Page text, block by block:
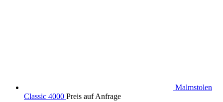
Malmstolen
Classic 4000 Preis auf Anfrage